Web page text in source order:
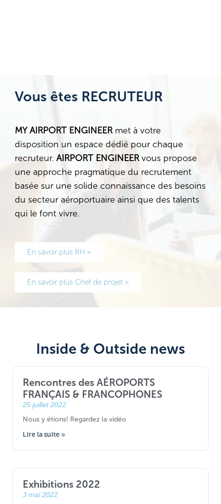
Vous êtes RECRUTEUR
MY AIRPORT ENGINEERmet à votre
disposition un espace dédié pour chaque
recruteur. AIRPORT ENGINEERvous propose
une approche pragmatique du recrutement
basée sur une solide connaissance des besoins
du secteur aéroportuaire ainsi que des talents
qui le font vivre.
En savoir plus RH >
En savoir plus Chef de projet >
Inside & Outside news
Rencontres des AÉROPORTS
FRANÇAIS & FRANCOPHONES
25 juillet 2022
Nous y étions! Regardez la vidéo
Lire la suite »
Exhibitions 2022
3 mai 2022